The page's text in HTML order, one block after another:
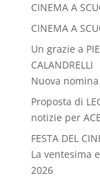
CINEMA A
CINEMA A
Un grazie a
CALANDRELLI
Nuova
Proposta di
notizie per
FESTA DEL
La ventesima
2026